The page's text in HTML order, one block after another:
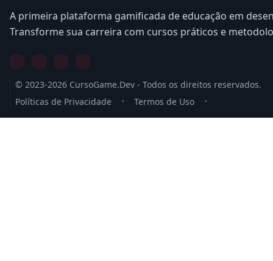
A primeira plataforma gamificada de educação em
Transforme sua carreira com cursos práticos e
© 2023-2026 CursoGame.Dev - Todos os direitos reservados.
Políticas de Privacidade
• Termos de Uso •